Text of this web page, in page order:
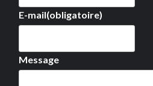
E-mail(obligatoire)
Message